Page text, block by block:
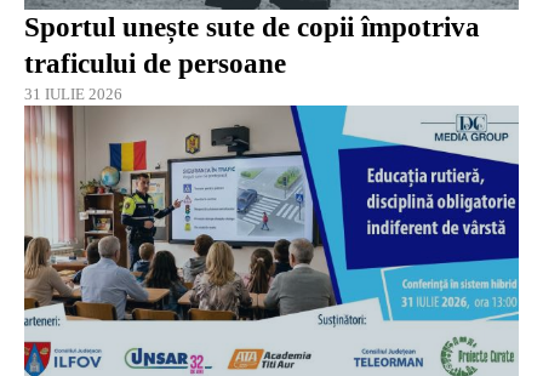
Sportul unește sute de copii împotriva
traficului de persoane
31 IULIE 2026